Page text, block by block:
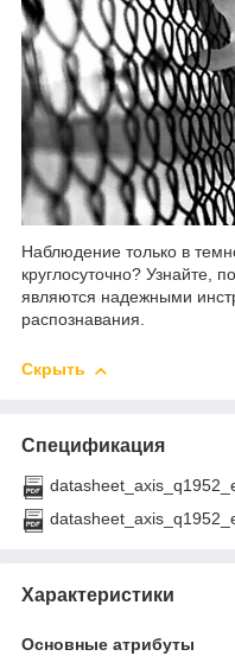
Наблюдение только в
круглосуточно? Узнайте,
являются надежными
распознавания.
Скрыть
Спецификация
Характеристики
Основные атрибуты